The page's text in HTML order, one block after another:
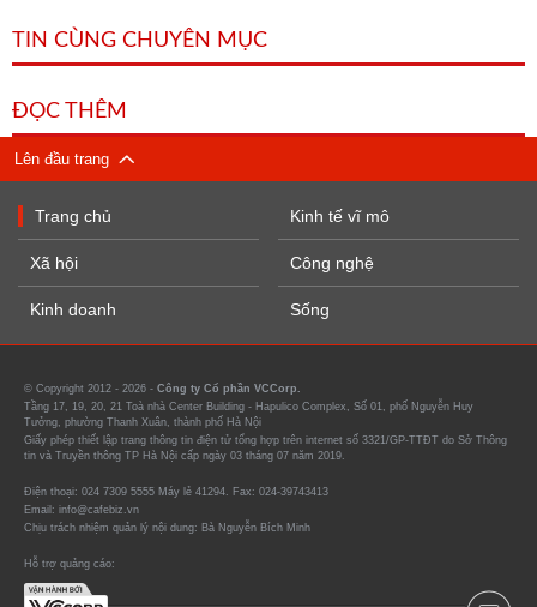
TIN CÙNG CHUYÊN MỤC
ĐỌC THÊM
Lên đầu trang
Trang chủ
Xã hội
Kinh doanh
Kinh tế vĩ mô
Công nghệ
Sống
© Copyright 2012 - 2026 - Công ty Cổ phần VCCorp.
Tầng 17, 19, 20, 21 Toà nhà Center Building - Hapulico Complex, Số 01, phố Nguyễn Huy
Tưởng, phường Thanh Xuân, thành phố Hà Nội
Giấy phép thiết lập trang thông tin điện tử tổng hợp trên internet số 3321/GP-TTĐT do Sở Thông
tin và Truyền thông TP Hà Nội cấp ngày 03 tháng 07 năm 2019.
Điện thoại: 024 7309 5555 Máy lẻ 41294. Fax: 024-39743413
Email: info@cafebiz.vn
Chịu trách nhiệm quản lý nội dung: Bà Nguyễn Bích Minh
Hỗ trợ quảng cáo: